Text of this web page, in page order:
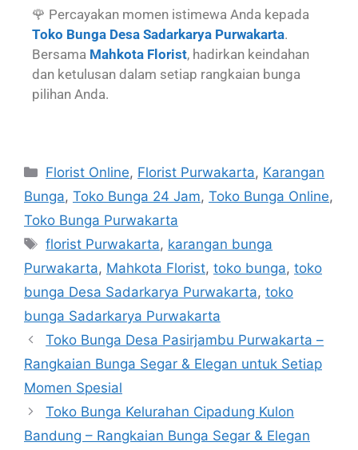
🌹 Percayakan momen istimewa Anda kepada
Toko Bunga Desa Sadarkarya Purwakarta.
Bersama Mahkota Florist, hadirkan keindahan
dan ketulusan dalam setiap rangkaian bunga
pilihan Anda.
Florist Online, Florist Purwakarta, Karangan
Bunga, Toko Bunga 24 Jam, Toko Bunga Online,
Toko Bunga Purwakarta
florist Purwakarta, karangan bunga
Purwakarta, Mahkota Florist, toko bunga, toko
bunga Desa Sadarkarya Purwakarta, toko
bunga Sadarkarya Purwakarta
Toko Bunga Desa Pasirjambu Purwakarta –
Rangkaian Bunga Segar & Elegan untuk Setiap
Momen Spesial
Toko Bunga Kelurahan Cipadung Kulon
Bandung – Rangkaian Bunga Segar & Elegan